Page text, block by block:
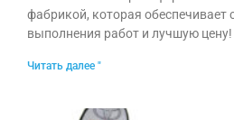
фабрикой, которая
выполнения работ и лучшую цену!
Читать далее "